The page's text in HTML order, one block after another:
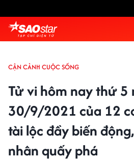
CẬN CẢNH CUỘC SỐNG
Tử vi hôm nay thứ 5
30/9/2021 của 12
tài lộc đầy biến
nhân quấy phá